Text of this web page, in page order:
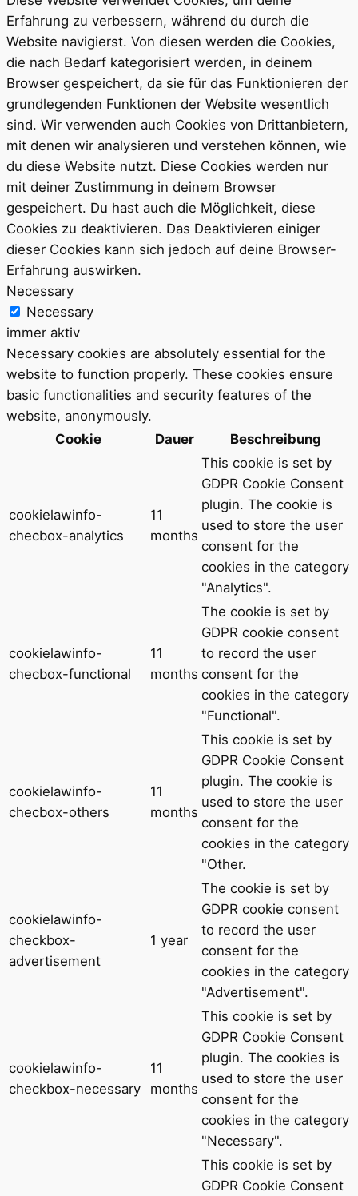
Erfahrung zu verbessern, während du durch die
Website navigierst. Von diesen werden die Cookies,
die nach Bedarf kategorisiert werden, in deinem
Browser gespeichert, da sie für das Funktionieren der
grundlegenden Funktionen der Website wesentlich
sind. Wir verwenden auch Cookies von Drittanbietern,
mit denen wir analysieren und verstehen können, wie
du diese Website nutzt. Diese Cookies werden nur
mit deiner Zustimmung in deinem Browser
gespeichert. Du hast auch die Möglichkeit, diese
Cookies zu deaktivieren. Das Deaktivieren einiger
dieser Cookies kann sich jedoch auf deine Browser-
Erfahrung auswirken.
Necessary
Necessary
immer aktiv
Necessary cookies are absolutely essential for the
website to function properly. These cookies ensure
basic functionalities and security features of the
website, anonymously.
Cookie
Dauer Beschreibung
cookielawinfo-
checbox-analytics
11
months
This cookie is set by
GDPR Cookie Consent
plugin. The cookie is
used to store the user
consent for the
cookies in the category
"Analytics".
cookielawinfo-
checbox-functional
11
months
The cookie is set by
GDPR cookie consent
to record the user
consent for the
cookies in the category
"Functional".
cookielawinfo-
checbox-others
11
months
This cookie is set by
GDPR Cookie Consent
plugin. The cookie is
used to store the user
consent for the
cookies in the category
"Other.
cookielawinfo-
checkbox-
advertisement
1 year
The cookie is set by
GDPR cookie consent
to record the user
consent for the
cookies in the category
"Advertisement".
cookielawinfo-
checkbox-necessary
11
months
This cookie is set by
GDPR Cookie Consent
plugin. The cookies is
used to store the user
consent for the
cookies in the category
"Necessary".
This cookie is set by
GDPR Cookie Consent